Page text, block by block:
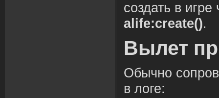
создать в
alife:create().
Вылет
Обычно
в логе: